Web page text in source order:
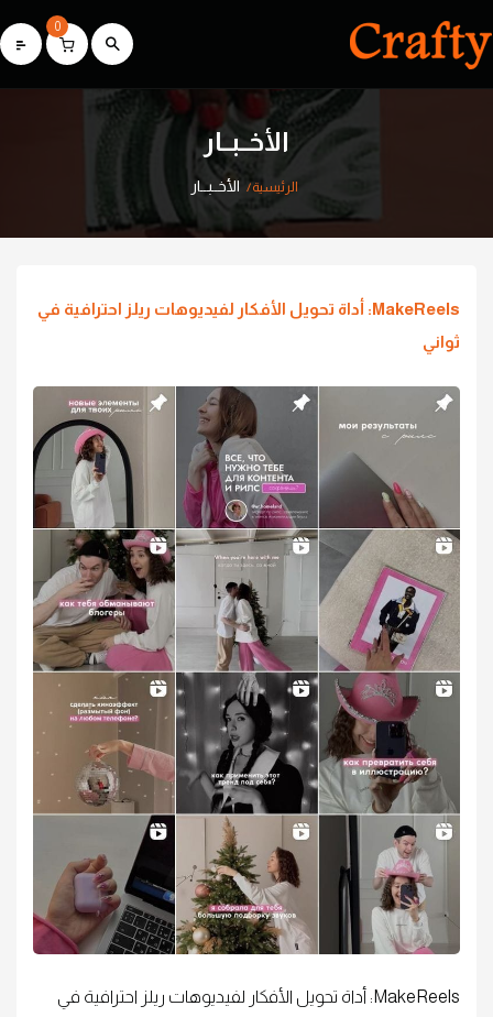
0
الأخــبــار
الرئيسية الأخــبــار
MakeReels: أداة تحويل الأفكار لفيديوهات ريلز احترافية في
ثواني
MakeReels: أداة تحويل الأفكار لفيديوهات ريلز احترافية في